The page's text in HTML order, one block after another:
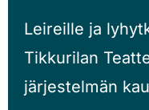
Leireille ja
Tikkurilan
järjestelmän